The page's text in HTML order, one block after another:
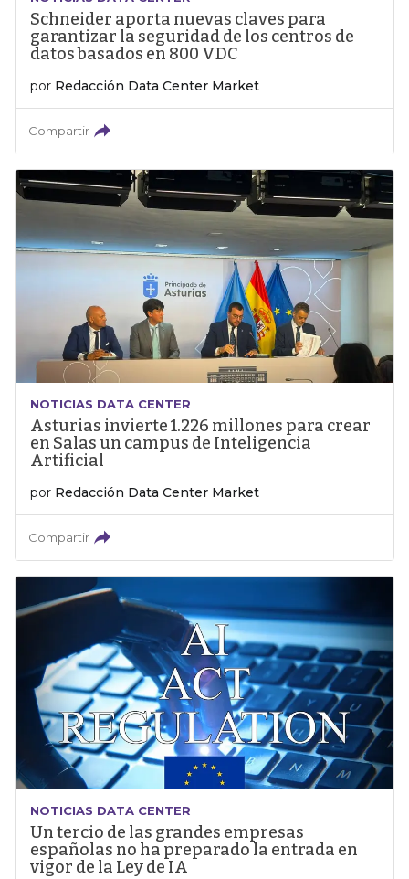
Schneider aporta nuevas claves para
garantizar la seguridad de los centros de
datos basados en 800 VDC
por Redacción Data Center Market
Compartir
NOTICIAS DATA CENTER
Asturias invierte 1.226 millones para crear
en Salas un campus de Inteligencia
Artificial
por Redacción Data Center Market
Compartir
NOTICIAS DATA CENTER
Un tercio de las grandes empresas
españolas no ha preparado la entrada en
vigor de la Ley de IA